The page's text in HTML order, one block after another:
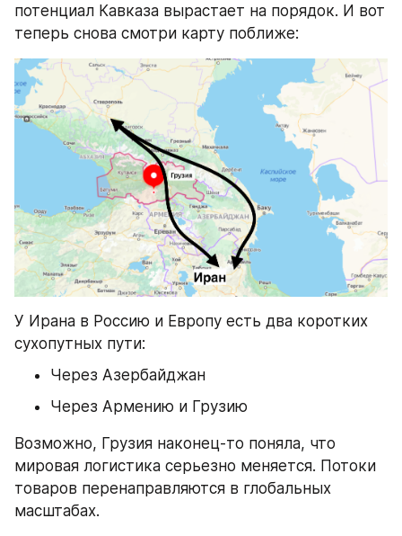
потенциал Кавказа вырастает на порядок. И вот
теперь снова смотри карту поближе:
У Ирана в Россию и Европу есть два коротких
сухопутных пути:
Через Азербайджан
Через Армению и Грузию
Возможно, Грузия наконец-то поняла, что
мировая логистика серьезно меняется. Потоки
товаров перенаправляются в глобальных
масштабах.